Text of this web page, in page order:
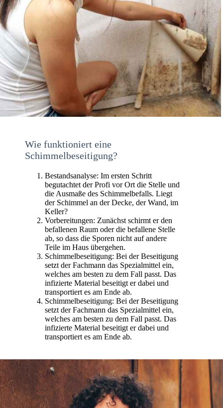
Wie funktioniert eine
Schimmelbeseitigung?
Bestandsanalyse: Im ersten Schritt
begutachtet der Profi vor Ort die Stelle und
die Ausmaße des Schimmelbefalls. Liegt
der Schimmel an der Decke, der Wand, im
Keller?
Vorbereitungen: Zunächst schirmt er den
befallenen Raum oder die befallene Stelle
ab, so dass die Sporen nicht auf andere
Teile im Haus übergehen.
Schimmelbeseitigung: Bei der Beseitigung
setzt der Fachmann das Spezialmittel ein,
welches am besten zu dem Fall passt. Das
infizierte Material beseitigt er dabei und
transportiert es am Ende ab.
Schimmelbeseitigung: Bei der Beseitigung
setzt der Fachmann das Spezialmittel ein,
welches am besten zu dem Fall passt. Das
infizierte Material beseitigt er dabei und
transportiert es am Ende ab.